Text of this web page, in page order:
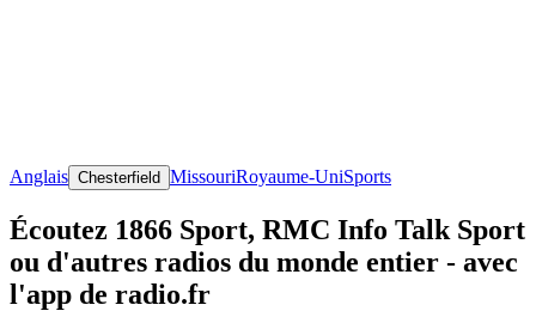
Anglais Chesterfield MissouriRoyaume-UniSports
Écoutez 1866 Sport, RMC Info Talk Sport
ou d'autres radios du monde entier - avec
l'app de radio.fr